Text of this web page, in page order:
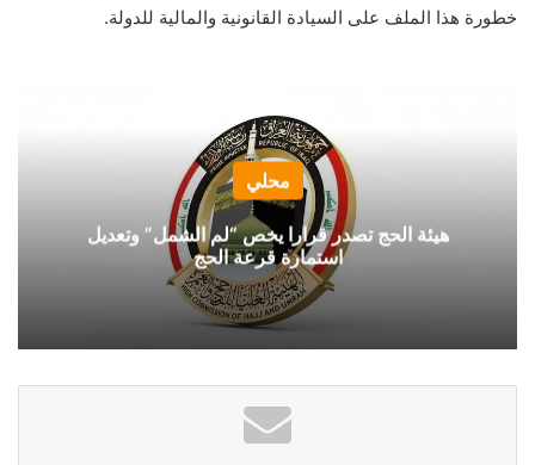
خطورة هذا الملف على السيادة القانونية والمالية للدولة.
محلي
هيئة الحج تصدر قرارا يخص “لم الشمل” وتعديل
استمارة قرعة الحج